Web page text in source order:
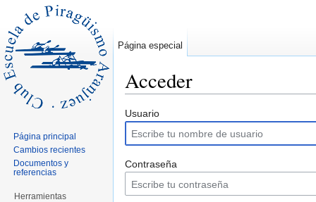
Acceder
Usuario
Contraseña
Página especial
Página principal
Cambios recientes
Documentos y
referencias
Herramientas